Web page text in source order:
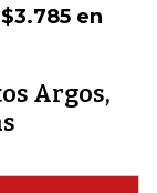
en
Argos,